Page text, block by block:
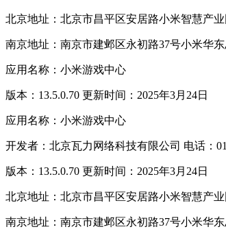
北京地址：北京市昌平区安居路小米智慧产业
南京地址：南京市建邺区永初路37号小米华
应用名称：小米游戏中心
版本：13.5.0.70 更新时间：2025年3月24日
应用名称：小米游戏中心
开发者：北京瓦力网络科技有限公司 电话：
版本：13.5.0.70 更新时间：2025年3月24日
北京地址：北京市昌平区安居路小米智慧产业
南京地址：南京市建邺区永初路37号小米华